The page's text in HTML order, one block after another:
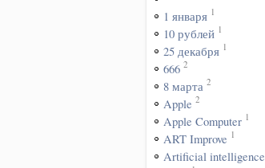
1 января 1
10 рублей 1
25 декабря 1
666 2
8 марта 2
Apple 2
Apple Computer 1
ART Improve 1
Artificial intelligence